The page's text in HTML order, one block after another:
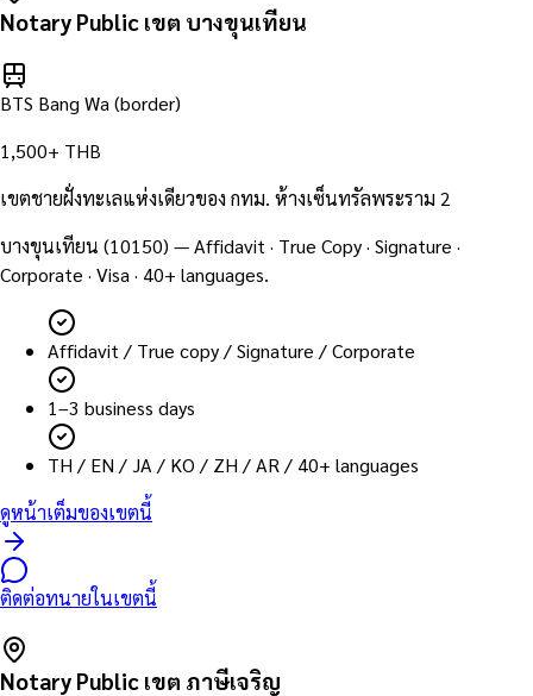
Notary Public เขต บางขุนเทียน
BTS Bang Wa (border)
1,500+ THB
เขตชายฝั่งทะเลแห่งเดียวของ กทม. ห้างเซ็นทรัลพระราม 2
บางขุนเทียน (10150) — Affidavit · True Copy · Signature ·
Corporate · Visa · 40+ languages.
Affidavit / True copy / Signature / Corporate
1–3 business days
TH / EN / JA / KO / ZH / AR / 40+ languages
ดูหน้าเต็มของเขตนี้
ติดต่อทนายในเขตนี้
Notary Public เขต ภาษีเจริญ